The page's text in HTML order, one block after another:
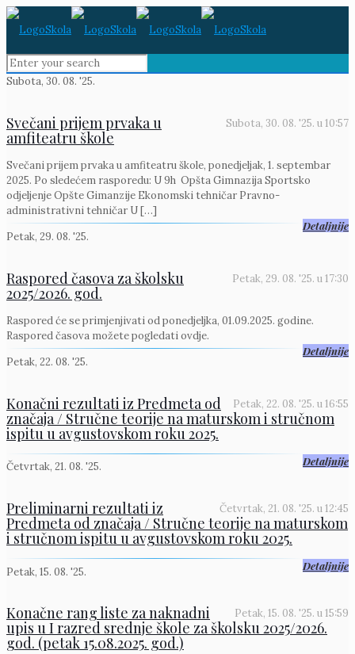
Subota, 30. 08. '25.
Subota, 30. 08. '25. u10:57
Svečani prijem prvaka u
amfiteatru škole
Svečani prijem prvaka u amfiteatru škole, ponedjeljak, 1. septembar
2025. Po sledećem rasporedu: U 9h Opšta Gimnazija Sportsko
odjeljenje Opšte Gimanzije Ekonomski tehničar Pravno-
administrativni tehničar U[…]
Detaljnije
Petak, 29. 08. '25.
Petak, 29. 08. '25. u17:30
Raspored časova za školsku
2025/2026. god.
Raspored će se primjenjivati od ponedjeljka, 01.09.2025. godine.
Raspored časova možete pogledati ovdje.
Detaljnije
Petak, 22. 08. '25.
Petak, 22. 08. '25. u16:55
Konačni rezultati iz Predmeta od
značaja / Stručne teorije na maturskom i stručnom
ispitu u avgustovskom roku 2025.
Detaljnije
Četvrtak, 21. 08. '25.
Četvrtak, 21. 08. '25. u12:45
Preliminarni rezultati iz
Predmeta od značaja / Stručne teorije na maturskom
i stručnom ispitu u avgustovskom roku 2025.
Detaljnije
Petak, 15. 08. '25.
Petak, 15. 08. '25. u15:59
Konačne rang liste za naknadni
upis u I razred srednje škole za školsku 2025/2026.
god. (petak 15.08.2025. god.)